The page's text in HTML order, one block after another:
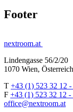
Footer
nextroom.at
Lindengasse 56/2/20
1070 Wien, Österreich
T +43 (1) 523 32 12 -
F +43 (1) 523 32 12 -
office@nextroom.at